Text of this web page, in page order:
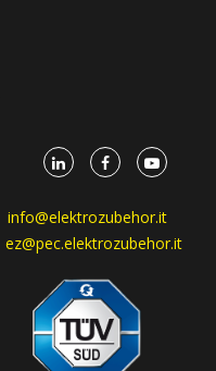
info@elektrozubehor.it
ez@pec.elektrozubehor.it